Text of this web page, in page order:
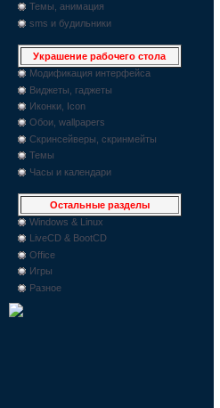
Темы, анимация
sms и будильники
Украшение рабочего стола
Модификация интерфейса
Виджеты, гаджеты
Иконки, Icon
Обои, wallpapers
Скринсейверы, скринмейты
Темы
Часы и календари
Остальные разделы
Windows & Linux
LiveCD & BootCD
Office
Игры
Разное